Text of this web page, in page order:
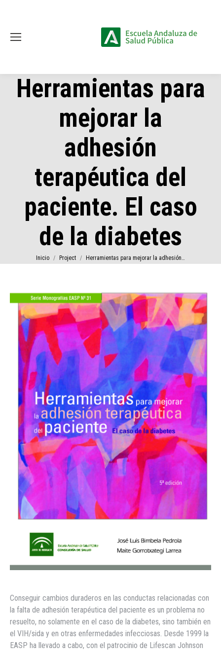
Herramientas para
mejorar la
adhesión
terapéutica del
paciente. El caso
de la diabetes
Estás aquí:
Inicio Project Herramientas para mejorar la adhesión…
Conseguir cambios duraderos en las conductas relacionadas con
la falta de adhesión terapéutica del paciente es un problema no
resuelto, no solamente en el caso de la diabetes, sino también en
el VIH/sida y en otras enfermedades infecciosas. Desde 1999 la
EASP ha llevado a cabo, con el patrocinio de Lifescan Johnson